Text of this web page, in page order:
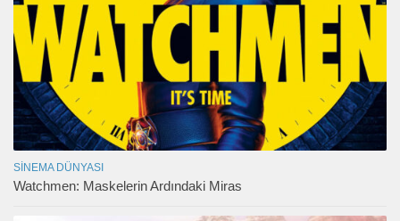
SINEMA DÜNYASI
Watchmen: Maskelerin Ardındaki Miras